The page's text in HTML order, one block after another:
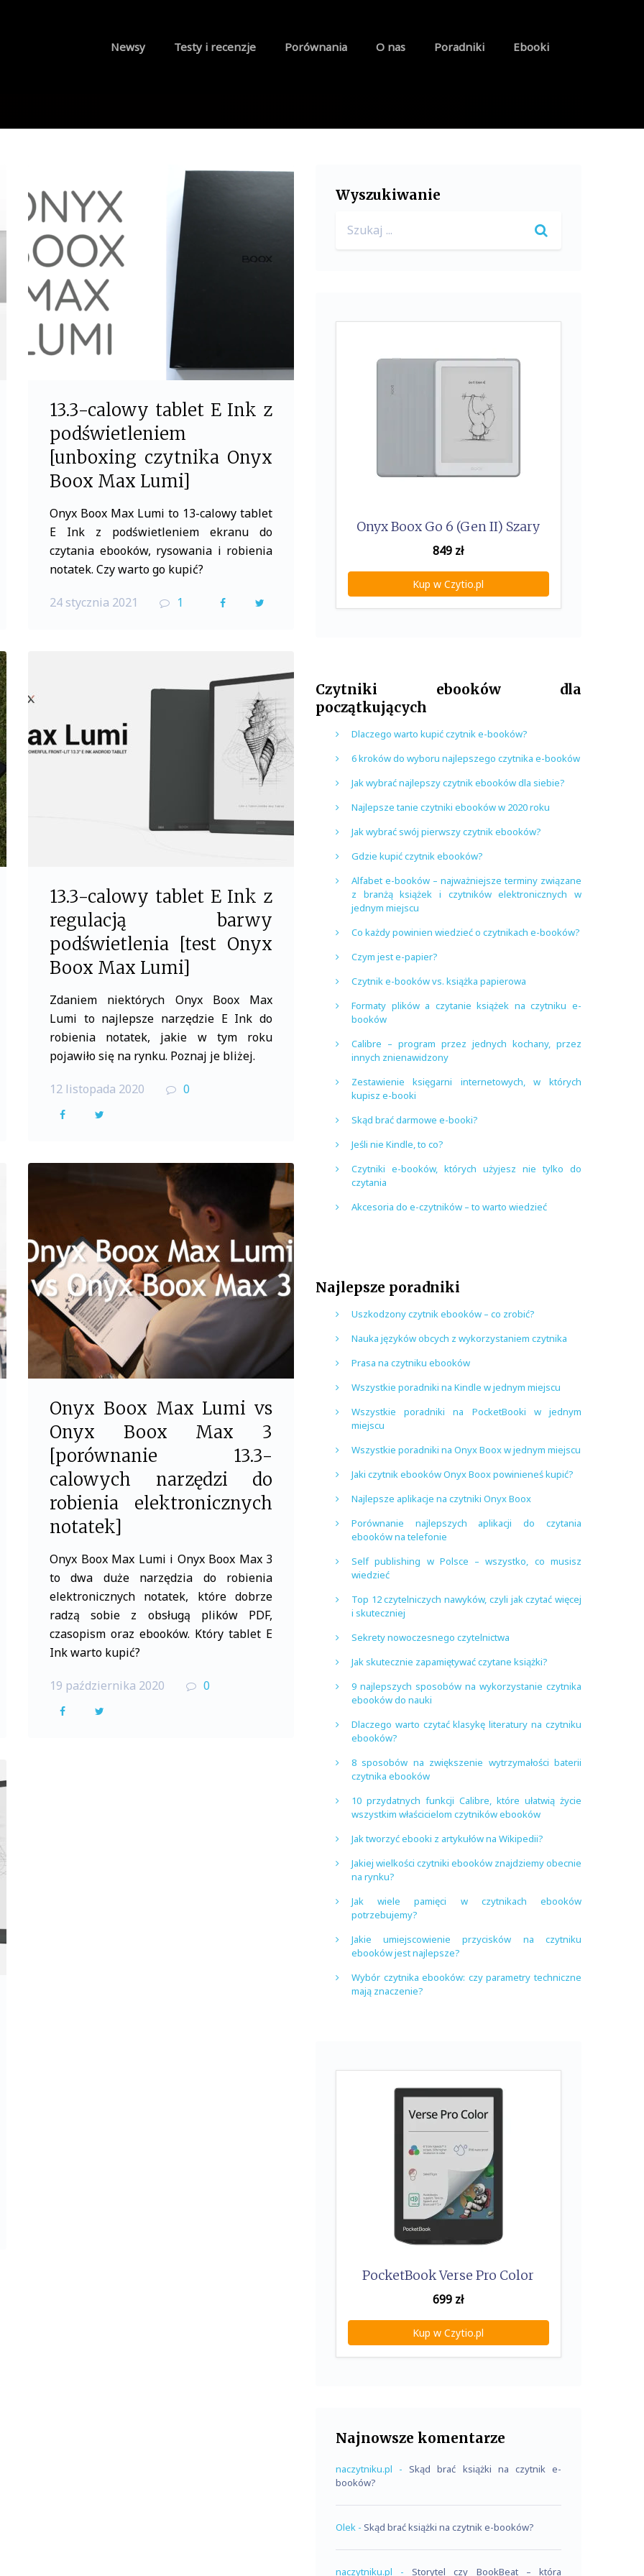
Newsy Testy i recenzje Porównania O nas Poradniki Ebooki
13.3-calowy tablet E Ink z
podświetleniem
[unboxing czytnika Onyx
Boox Max Lumi]
Onyx Boox Max Lumi to 13-calowy tablet
E Ink z podświetleniem ekranu do
czytania ebooków, rysowania i robienia
notatek. Czy warto go kupić?
24 stycznia 2021 1
F
e
t
t
e
r
13.3-calowy tablet E Ink z
regulacją barwy
podświetlenia [test Onyx
Boox Max Lumi]
Zdaniem niektórych Onyx Boox Max
Lumi to najlepsze narzędzie E Ink do
robienia notatek, jakie w tym roku
pojawiło się na rynku. Poznaj je bliżej.
12 listopada 2020 0
F
c
o
k
i
e
r
Onyx Boox Max Lumi vs
Onyx Boox Max 3
[porównanie 13.3-
calowych narzędzi do
robienia elektronicznych
notatek]
Onyx Boox Max Lumi i Onyx Boox Max 3
to dwa duże narzędzia do robienia
elektronicznych notatek, które dobrze
radzą sobie z obsługą plików PDF,
czasopism oraz ebooków. Który tablet E
Ink warto kupić?
19 października 2020 0
F
Wyszukiwanie
for:
Onyx Boox Go 6 (Gen II) Szary
849 zł
Kup w Czytio.pl
Czytniki ebooków dla
początkujących
Dlaczego warto kupić czytnik e-booków?
6 kroków do wyboru najlepszego czytnika e-booków
Jak wybrać najlepszy czytnik ebooków dla siebie?
Najlepsze tanie czytniki ebooków w 2020 roku
Jak wybrać swój pierwszy czytnik ebooków?
Gdzie kupić czytnik ebooków?
Alfabet e-booków – najważniejsze terminy związane
z branżą książek i czytników elektronicznych w
jednym miejscu
Co każdy powinien wiedzieć o czytnikach e-booków?
Czym jest e-papier?
Czytnik e-booków vs. książka papierowa
Formaty plików a czytanie książek na czytniku e-
booków
Calibre – program przez jednych kochany, przez
innych znienawidzony
Zestawienie księgarni internetowych, w których
kupisz e-booki
Skąd brać darmowe e-booki?
Jeśli nie Kindle, to co?
Czytniki e-booków, których użyjesz nie tylko do
czytania
Akcesoria do e-czytników – to warto wiedzieć
Najlepsze poradniki
Uszkodzony czytnik ebooków – co zrobić?
Nauka języków obcych z wykorzystaniem czytnika
Prasa na czytniku ebooków
Wszystkie poradniki na Kindle w jednym miejscu
Wszystkie poradniki na PocketBooki w jednym
miejscu
Wszystkie poradniki na Onyx Boox w jednym miejscu
Jaki czytnik ebooków Onyx Boox powinieneś kupić?
Najlepsze aplikacje na czytniki Onyx Boox
Porównanie najlepszych aplikacji do czytania
ebooków na telefonie
Self publishing w Polsce – wszystko, co musisz
wiedzieć
Top 12 czytelniczych nawyków, czyli jak czytać więcej
i skuteczniej
Sekrety nowoczesnego czytelnictwa
Jak skutecznie zapamiętywać czytane książki?
9 najlepszych sposobów na wykorzystanie czytnika
ebooków do nauki
Dlaczego warto czytać klasykę literatury na czytniku
ebooków?
8 sposobów na zwiększenie wytrzymałości baterii
czytnika ebooków
10 przydatnych funkcji Calibre, które ułatwią życie
wszystkim właścicielom czytników ebooków
Jak tworzyć ebooki z artykułów na Wikipedii?
Jakiej wielkości czytniki ebooków znajdziemy obecnie
na rynku?
Jak wiele pamięci w czytnikach ebooków
potrzebujemy?
Jakie umiejscowienie przycisków na czytniku
ebooków jest najlepsze?
Wybór czytnika ebooków: czy parametry techniczne
mają znaczenie?
PocketBook Verse Pro Color
699 zł
Kup w Czytio.pl
Najnowsze komentarze
naczytniku.pl - Skąd brać książki na czytnik e-
booków?
Olek - Skąd brać książki na czytnik e-booków?
naczytniku.pl - Storytel czy BookBeat – która